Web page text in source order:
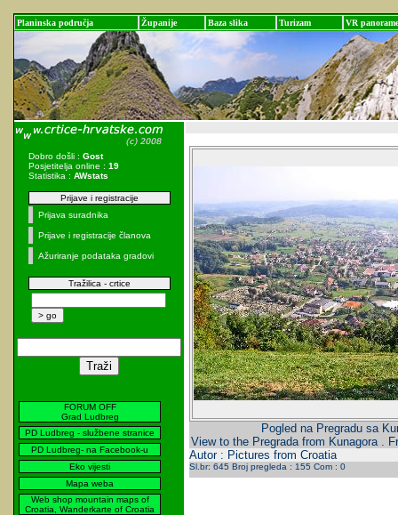
Planinska područja Županije Baza slika Turizam VR panorame
Dobro došli : Gost
Posjetitelja online : 19
Statistika : AWstats
Prijave i registracije
Prijava suradnika
Prijave i registracije članova
Ažuriranje podataka gradovi
Tražilica - crtice
FORUM OFF
Grad Ludbreg
PD Ludbreg - službene stranice
PD Ludbreg- na Facebook-u
Eko vijesti
Mapa weba
Web shop mountain maps of
Croatia, Wanderkarte of Croatia
Pogled na Pregradu sa
View to the Pregrada from Kunagora .
Autor : Pictures from Croatia
Sl.br: 645 Broj pregleda : 155 Com : 0